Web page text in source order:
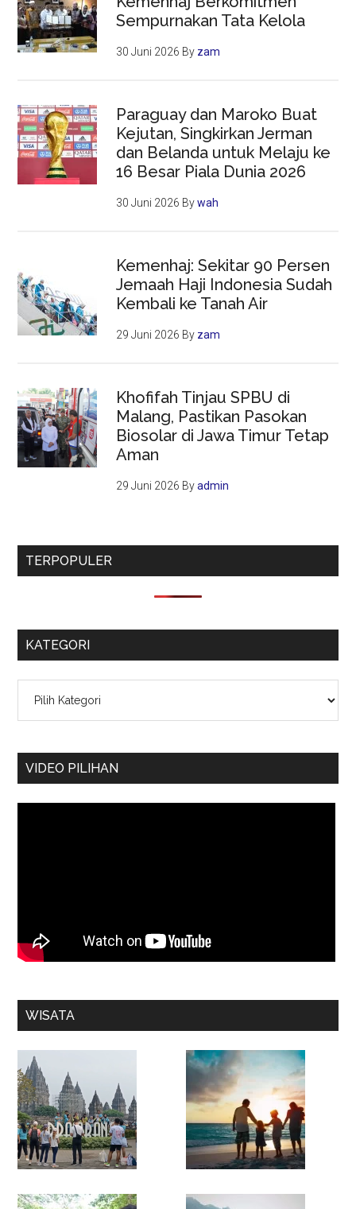
Sempurnakan Tata Kelola
30 Juni 2026 By zam
Paraguay dan Maroko Buat
Kejutan, Singkirkan Jerman
dan Belanda untuk Melaju ke
16 Besar Piala Dunia 2026
30 Juni 2026 Bywah
Kemenhaj: Sekitar 90 Persen
Jemaah Haji Indonesia Sudah
Kembali ke Tanah Air
29 Juni 2026 By zam
Khofifah Tinjau SPBU di
Malang, Pastikan Pasokan
Biosolar di Jawa Timur Tetap
Aman
29 Juni 2026 Byadmin
TERPOPULER
KATEGORI
VIDEO PILIHAN
WISATA